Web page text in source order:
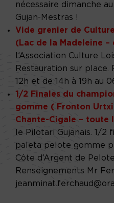
nécessaire dimanche
Gujan-Mestras !
Vide grenier de
(Lac de la Madeleine –
l’Association Culture
Restauration sur
12h et de 14h à 19h au
1/2 Finales du
gomme ( Fronton
Chante-Cigale – toute
le Pilotari Gujanais. 1/2
paleta pelote gomme
Côte d’Argent de
Renseignements Mr